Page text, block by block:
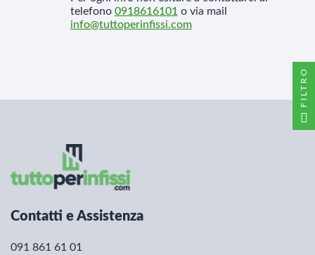
telefono 0918616101o via mail
info@tuttoperinfissi.com
Contatti e Assistenza
091 861 61 01
FILTRO